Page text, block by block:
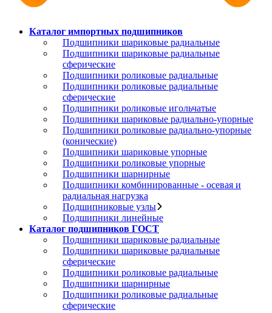
Каталог импортных подшипников
Подшипники шариковые радиальные
Подшипники шариковые радиальные
сферические
Подшипники роликовые радиальные
Подшипники роликовые радиальные
сферические
Подшипники роликовые игольчатые
Подшипники шариковые радиально-упорные
Подшипники роликовые радиально-упорные
(конические)
Подшипники шариковые упорные
Подшипники роликовые упорные
Подшипники шарнирные
Подшипники комбинированные - осевая и
радиальная нагрузка
Подшипниковые узлы
Подшипники линейные
Каталог подшипников ГОСТ
Подшипники шариковые радиальные
Подшипники шариковые радиальные
сферические
Подшипники роликовые радиальные
Подшипники шарнирные
Подшипники роликовые радиальные
сферические